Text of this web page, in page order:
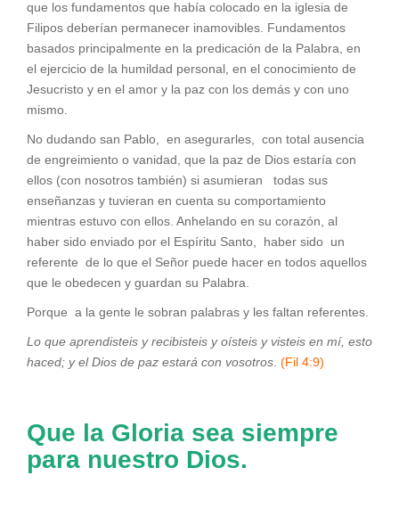
que los fundamentos que había colocado en la iglesia de
Filipos deberían permanecer inamovibles. Fundamentos
basados principalmente en la predicación de la Palabra, en
el ejercicio de la humildad personal, en el conocimiento de
Jesucristo y en el amor y la paz con los demás y con uno
mismo.
No dudando san Pablo, en asegurarles, con total ausencia
de engreimiento o vanidad, que la paz de Dios estaría con
ellos (con nosotros también) si asumieran todas sus
enseñanzas y tuvieran en cuenta su comportamiento
mientras estuvo con ellos. Anhelando en su corazón, al
haber sido enviado por el Espíritu Santo, haber sido un
referente de lo que el Señor puede hacer en todos aquellos
que le obedecen y guardan su Palabra.
Porque a la gente le sobran palabras y les faltan referentes.
Lo que aprendisteis y recibisteis y oísteis y visteis en mí, esto
haced; y el Dios de paz estará con vosotros. (Fil 4:9)
Que la Gloria sea siempre
para nuestro Dios.